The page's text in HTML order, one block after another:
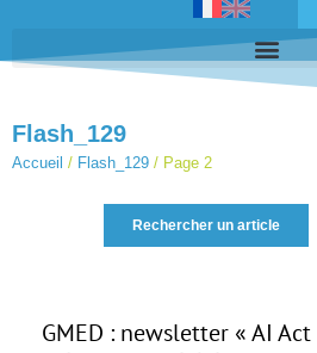
Flash_129
Accueil / Flash_129 / Page 2
Rechercher un article
GMED : newsletter « AI